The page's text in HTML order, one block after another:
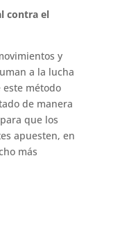
contra el
y
a la lucha
método
de manera
que los
apuesten, en
más